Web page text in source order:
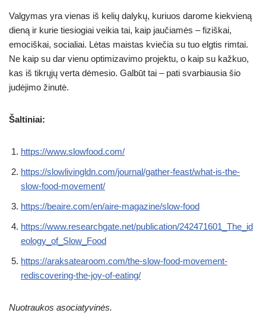
Valgymas yra vienas iš kelių dalykų, kuriuos darome kiekvieną
dieną ir kurie tiesiogiai veikia tai, kaip jaučiamės – fiziškai,
emociškai, socialiai. Lėtas maistas kviečia su tuo elgtis rimtai.
Ne kaip su dar vienu optimizavimo projektu, o kaip su kažkuo,
kas iš tikrųjų verta dėmesio. Galbūt tai – pati svarbiausia šio
judėjimo žinutė.
Šaltiniai:
https://www.slowfood.com/
https://slowlivingldn.com/journal/gather-feast/what-is-the-
slow-food-movement/
https://beaire.com/en/aire-magazine/slow-food
https://www.researchgate.net/publication/242471601_The_id
eology_of_Slow_Food
https://araksatearoom.com/the-slow-food-movement-
rediscovering-the-joy-of-eating/
Nuotraukos asociatyvinės.